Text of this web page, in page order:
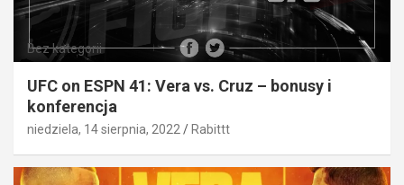
Bez kategorii
UFC on ESPN 41: Vera vs. Cruz – bonusy i
konferencja
niedziela, 14 sierpnia, 2022 Rabittt